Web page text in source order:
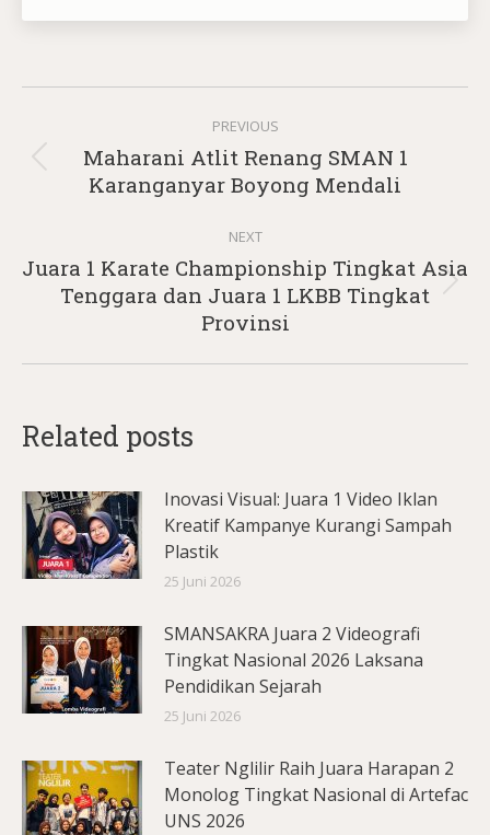
navigation
PREVIOUS
Previous
post:
Maharani Atlit Renang SMAN 1
Karanganyar Boyong Mendali
NEXT
Next
post:
Juara 1 Karate Championship Tingkat Asia
Tenggara dan Juara 1 LKBB Tingkat
Provinsi
Related posts
Inovasi Visual: Juara 1 Video Iklan
Kreatif Kampanye Kurangi Sampah
Plastik
25 Juni 2026
SMANSAKRA Juara 2 Videografi
Tingkat Nasional 2026 Laksana
Pendidikan Sejarah
25 Juni 2026
Teater Nglilir Raih Juara Harapan 2
Monolog Tingkat Nasional di Artefac
UNS 2026